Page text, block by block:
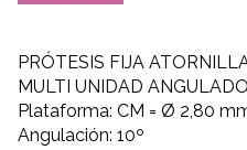
PRÓTESIS FIJA
MULTI UNIDAD
Plataforma: CM = Ø 2,80
Angulación: 10º